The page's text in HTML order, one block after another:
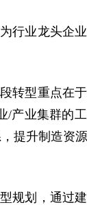
行业龙头企
转型重点在
/产业集群的
提升制造资
规划，通过